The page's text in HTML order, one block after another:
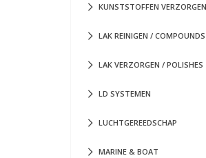
KUNSTSTOFFEN VERZORGEN
LAK REINIGEN / COMPOUNDS
LAK VERZORGEN / POLISHES
LD SYSTEMEN
LUCHTGEREEDSCHAP
MARINE & BOAT